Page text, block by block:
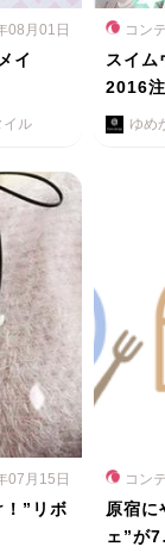
08月01日
イ
イル
コン
スイム
2016
ゆめ
07月15日
”リボ
コン
原宿に
ェ”が